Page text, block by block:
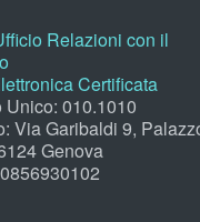
Relazioni con il
Certificata
Unico: 010.1010
Via Garibaldi 9,
Genova